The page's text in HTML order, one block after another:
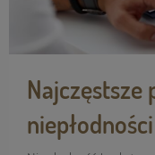
Najczęstsze
niepłodności